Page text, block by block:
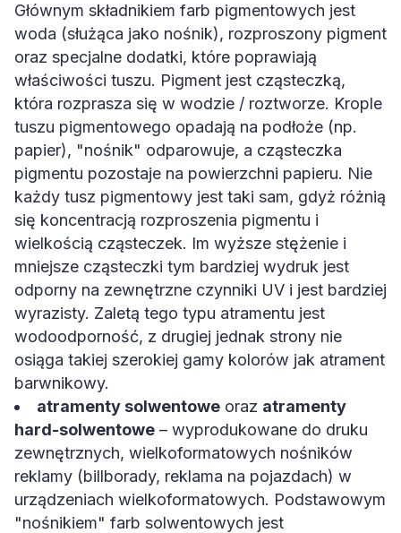
Głównym składnikiem farb pigmentowych jest
woda (służąca jako nośnik), rozproszony pigment
oraz specjalne dodatki, które poprawiają
właściwości tuszu. Pigment jest cząsteczką,
która rozprasza się w wodzie / roztworze. Krople
tuszu pigmentowego opadają na podłoże (np.
papier), "nośnik" odparowuje, a cząsteczka
pigmentu pozostaje na powierzchni papieru. Nie
każdy tusz pigmentowy jest taki sam, gdyż różnią
się koncentracją rozproszenia pigmentu i
wielkością cząsteczek. Im wyższe stężenie i
mniejsze cząsteczki tym bardziej wydruk jest
odporny na zewnętrzne czynniki UV i jest bardziej
wyrazisty. Zaletą tego typu atramentu jest
wodoodporność, z drugiej jednak strony nie
osiąga takiej szerokiej gamy kolorów jak atrament
barwnikowy.
atramenty solwentowe oraz atramenty
hard-solwentowe – wyprodukowane do druku
zewnętrznych, wielkoformatowych nośników
reklamy (billborady, reklama na pojazdach) w
urządzeniach wielkoformatowych. Podstawowym
"nośnikiem" farb solwentowych jest